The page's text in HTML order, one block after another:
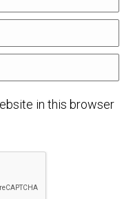
in this browser